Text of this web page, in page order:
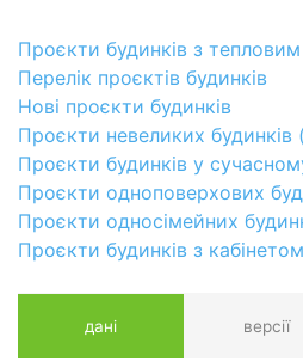
Проєкти будинків з
Перелік проєктів будинків
Нові проєкти будинків
Проєкти невеликих будинків
Проєкти будинків у
Проєкти одноповерхових
Проєкти односімейних
Проєкти будинків з
дані версії